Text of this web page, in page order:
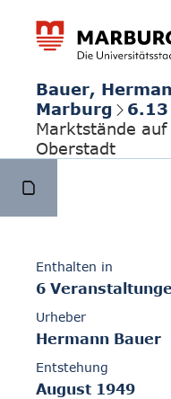
Bauer,
Marburg
Marktstände
Oberstadt
Enthalten in
6
Urheber
Hermann Bauer
Entstehung
August 1949